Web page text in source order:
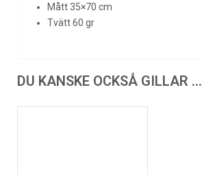
Mått 35×70 cm
Tvätt 60 gr
DU KANSKE OCKSÅ GILLAR …